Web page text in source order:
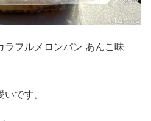
ラフルメロンパン あんこ味
です。